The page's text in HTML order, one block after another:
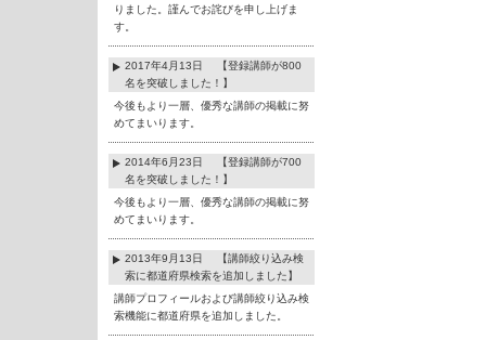
りました。謹んでお詫びを申し上げま
す。
2017年4月13日 【登録講師が800
名を突破しました！】
今後もより一層、優秀な講師の掲載に努
めてまいります。
2014年6月23日 【登録講師が700
名を突破しました！】
今後もより一層、優秀な講師の掲載に努
めてまいります。
2013年9月13日 【講師絞り込み検
索に都道府県検索を追加しました】
講師プロフィールおよび講師絞り込み検
索機能に都道府県を追加しました。